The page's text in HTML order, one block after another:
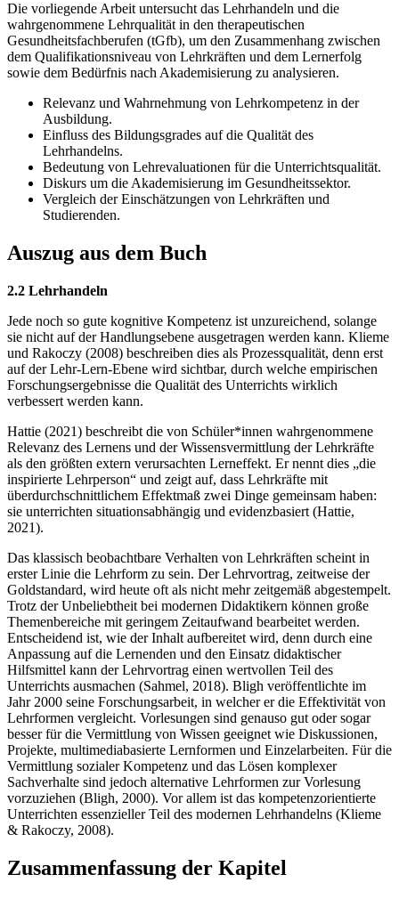
Die vorliegende Arbeit untersucht das Lehrhandeln und die
wahrgenommene Lehrqualität in den therapeutischen
Gesundheitsfachberufen (tGfb), um den Zusammenhang zwischen
dem Qualifikationsniveau von Lehrkräften und dem Lernerfolg
sowie dem Bedürfnis nach Akademisierung zu analysieren.
Relevanz und Wahrnehmung von Lehrkompetenz in der
Ausbildung.
Einfluss des Bildungsgrades auf die Qualität des
Lehrhandelns.
Bedeutung von Lehrevaluationen für die Unterrichtsqualität.
Diskurs um die Akademisierung im Gesundheitssektor.
Vergleich der Einschätzungen von Lehrkräften und
Studierenden.
Auszug aus dem Buch
2.2 Lehrhandeln
Jede noch so gute kognitive Kompetenz ist unzureichend, solange
sie nicht auf der Handlungsebene ausgetragen werden kann. Klieme
und Rakoczy (2008) beschreiben dies als Prozessqualität, denn erst
auf der Lehr-Lern-Ebene wird sichtbar, durch welche empirischen
Forschungsergebnisse die Qualität des Unterrichts wirklich
verbessert werden kann.
Hattie (2021) beschreibt die von Schüler*innen wahrgenommene
Relevanz des Lernens und der Wissensvermittlung der Lehrkräfte
als den größten extern verursachten Lerneffekt. Er nennt dies „die
inspirierte Lehrperson“ und zeigt auf, dass Lehrkräfte mit
überdurchschnittlichem Effektmaß zwei Dinge gemeinsam haben:
sie unterrichten situationsabhängig und evidenzbasiert (Hattie,
2021).
Das klassisch beobachtbare Verhalten von Lehrkräften scheint in
erster Linie die Lehrform zu sein. Der Lehrvortrag, zeitweise der
Goldstandard, wird heute oft als nicht mehr zeitgemäß abgestempelt.
Trotz der Unbeliebtheit bei modernen Didaktikern können große
Themenbereiche mit geringem Zeitaufwand bearbeitet werden.
Entscheidend ist, wie der Inhalt aufbereitet wird, denn durch eine
Anpassung auf die Lernenden und den Einsatz didaktischer
Hilfsmittel kann der Lehrvortrag einen wertvollen Teil des
Unterrichts ausmachen (Sahmel, 2018). Bligh veröffentlichte im
Jahr 2000 seine Forschungsarbeit, in welcher er die Effektivität von
Lehrformen vergleicht. Vorlesungen sind genauso gut oder sogar
besser für die Vermittlung von Wissen geeignet wie Diskussionen,
Projekte, multimediabasierte Lernformen und Einzelarbeiten. Für die
Vermittlung sozialer Kompetenz und das Lösen komplexer
Sachverhalte sind jedoch alternative Lehrformen zur Vorlesung
vorzuziehen (Bligh, 2000). Vor allem ist das kompetenzorientierte
Unterrichten essenzieller Teil des modernen Lehrhandelns (Klieme
& Rakoczy, 2008).
Zusammenfassung der Kapitel